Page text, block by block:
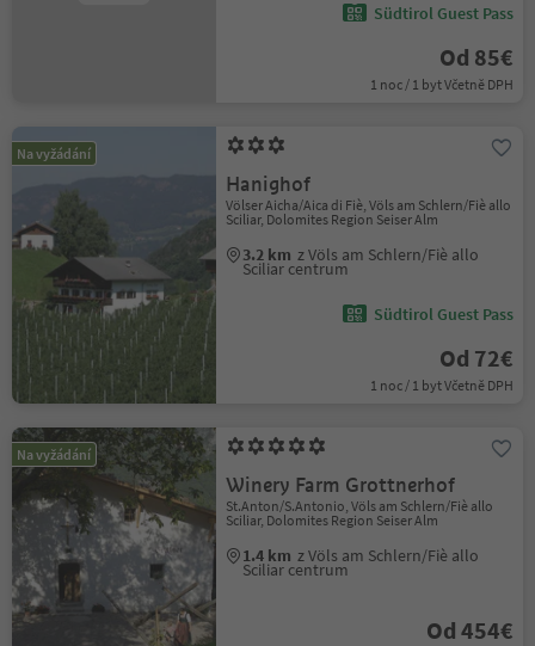
Südtirol Guest Pass
Od 85€
1 noc / 1 byt Včetně DPH
Na vyžádání
Hanighof
Völser Aicha/Aica di Fiè, Völs am Schlern/Fiè allo
Sciliar, Dolomites Region Seiser Alm
3.2 km z Völs am Schlern/Fiè allo
Sciliar centrum
Südtirol Guest Pass
Od 72€
1 noc / 1 byt Včetně DPH
Na vyžádání
Winery Farm Grottnerhof
St.Anton/S.Antonio, Völs am Schlern/Fiè allo
Sciliar, Dolomites Region Seiser Alm
1.4 km z Völs am Schlern/Fiè allo
Sciliar centrum
Od 454€